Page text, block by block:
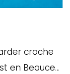
croche
en Beauce…